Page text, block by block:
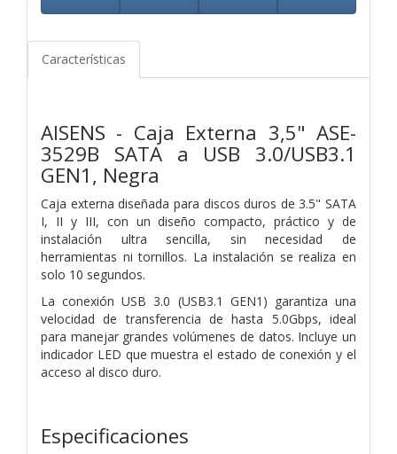
Características
AISENS - Caja Externa 3,5" ASE-
3529B SATA a USB 3.0/USB3.1
GEN1, Negra
Caja externa diseñada para discos duros de 3.5" SATA
I, II y III, con un diseño compacto, práctico y de
instalación ultra sencilla, sin necesidad de
herramientas ni tornillos. La instalación se realiza en
solo 10 segundos.
La conexión USB 3.0 (USB3.1 GEN1) garantiza una
velocidad de transferencia de hasta 5.0Gbps, ideal
para manejar grandes volúmenes de datos. Incluye un
indicador LED que muestra el estado de conexión y el
acceso al disco duro.
Especificaciones